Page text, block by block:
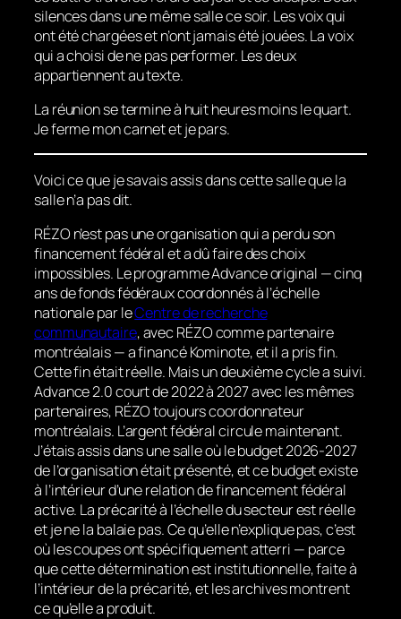
silences dans une même salle ce soir. Les voix qui
ont été chargées et n’ont jamais été jouées. La voix
qui a choisi de ne pas performer. Les deux
appartiennent au texte.
La réunion se termine à huit heures moins le quart.
Je ferme mon carnet et je pars.
Voici ce que je savais assis dans cette salle que la
salle n’a pas dit.
RÉZO n’est pas une organisation qui a perdu son
financement fédéral et a dû faire des choix
impossibles. Le programme Advance original — cinq
ans de fonds fédéraux coordonnés à l’échelle
nationale par leCentre de recherche
communautaire, avec RÉZO comme partenaire
montréalais — a financé Kominote, et il a pris fin.
Cette fin était réelle. Mais un deuxième cycle a suivi.
Advance 2.0 court de 2022 à 2027 avec les mêmes
partenaires, RÉZO toujours coordonnateur
montréalais. L’argent fédéral circule maintenant.
J’étais assis dans une salle où le budget 2026-2027
de l’organisation était présenté, et ce budget existe
à l’intérieur d’une relation de financement fédéral
active. La précarité à l’échelle du secteur est réelle
et je ne la balaie pas. Ce qu’elle n’explique pas, c’est
où les coupes ont spécifiquement atterri — parce
que cette détermination est institutionnelle, faite à
l’intérieur de la précarité, et les archives montrent
ce qu’elle a produit.